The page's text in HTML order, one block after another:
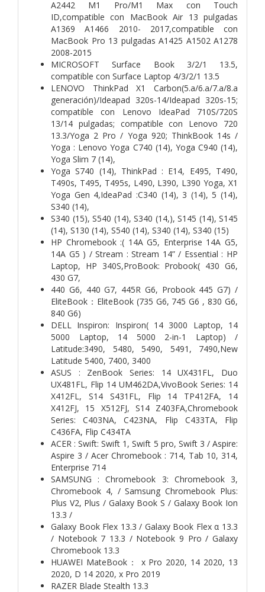
A2442 M1 Pro/M1 Max con Touch
ID,compatible con MacBook Air 13 pulgadas
A1369 A1466 2010- 2017,compatible con
MacBook Pro 13 pulgadas A1425 A1502 A1278
2008-2015
MICROSOFT Surface Book 3/2/1 13.5,
compatible con Surface Laptop 4/3/2/1 13.5
LENOVO ThinkPad X1 Carbon(5.a/6.a/7.a/8.a
generación)/Ideapad 320s-14/Ideapad 320s-15;
compatible con Lenovo IdeaPad 710S/720S
13/14 pulgadas; compatible con Lenovo 720
13.3/Yoga 2 Pro / Yoga 920; ThinkBook 14s /
Yoga : Lenovo Yoga C740 (14), Yoga C940 (14),
Yoga Slim 7 (14),
Yoga S740 (14), ThinkPad : E14, E495, T490,
T490s, T495, T495s, L490, L390, L390 Yoga, X1
Yoga Gen 4,IdeaPad :C340 (14), 3 (14), 5 (14),
S340 (14),
S340 (15), S540 (14), S340 (14,), S145 (14), S145
(14), S130 (14), S540 (14), S340 (14), S340 (15)
HP Chromebook :( 14A G5, Enterprise 14A G5,
14A G5 ) / Stream : Stream 14” / Essential : HP
Laptop, HP 340S,ProBook: Probook( 430 G6,
430 G7,
440 G6, 440 G7, 445R G6, Probook 445 G7) /
EliteBook：EliteBook (735 G6, 745 G6 , 830 G6,
840 G6)
DELL Inspiron: Inspiron( 14 3000 Laptop, 14
5000 Laptop, 14 5000 2-in-1 Laptop) /
Latitude:3490, 5480, 5490, 5491, 7490,New
Latitude 5400, 7400, 3400
ASUS : ZenBook Series: 14 UX431FL, Duo
UX481FL, Flip 14 UM462DA,VivoBook Series: 14
X412FL, S14 S431FL, Flip 14 TP412FA, 14
X412FJ, 15 X512FJ, S14 Z403FA,Chromebook
Series: C403NA, C423NA, Flip C433TA, Flip
C436FA, Flip C434TA
ACER : Swift: Swift 1, Swift 5 pro, Swift 3 / Aspire:
Aspire 3 / Acer Chromebook : 714, Tab 10, 314,
Enterprise 714
SAMSUNG : Chromebook 3: Chromebook 3,
Chromebook 4, / Samsung Chromebook Plus:
Plus V2, Plus / Galaxy Book S / Galaxy Book Ion
13.3 /
Galaxy Book Flex 13.3 / Galaxy Book Flex α 13.3
/ Notebook 7 13.3 / Notebook 9 Pro / Galaxy
Chromebook 13.3
HUAWEI MateBook： x Pro 2020, 14 2020, 13
2020, D 14 2020, x Pro 2019
RAZER Blade Stealth 13.3